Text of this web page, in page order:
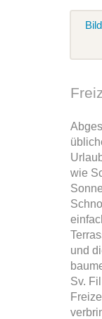
wie
und
Sv.